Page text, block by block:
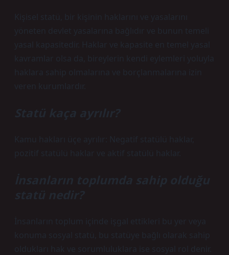
Kişisel statü, bir kişinin haklarını ve yasalarını
yöneten devlet yasalarına bağlıdır ve bunun temeli
yasal kapasitedir. Haklar ve kapasite en temel yasal
kavramlar olsa da, bireylerin kendi eylemleri yoluyla
haklara sahip olmalarına ve borçlanmalarına izin
veren kurumlardır.
Statü kaça ayrılır?
Kamu hakları üçe ayrılır: Negatif statülü haklar,
pozitif statülü haklar ve aktif statülü haklar.
İnsanların toplumda sahip olduğu
statü nedir?
İnsanların toplum içinde işgal ettikleri bu yer veya
konuma sosyal statü, bu statüye bağlı olarak sahip
oldukları hak ve sorumluluklara ise sosyal rol denir.